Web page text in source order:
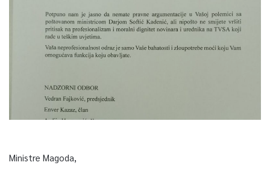
Ministre Magoda,